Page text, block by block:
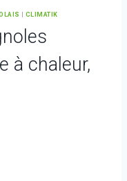
CLIMATIK
à chaleur,